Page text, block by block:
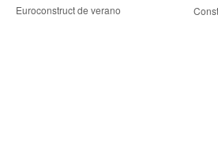
Euroconstruct de verano